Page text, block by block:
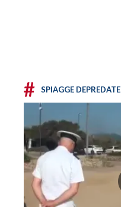
# SPIAGGE DEPREDATE